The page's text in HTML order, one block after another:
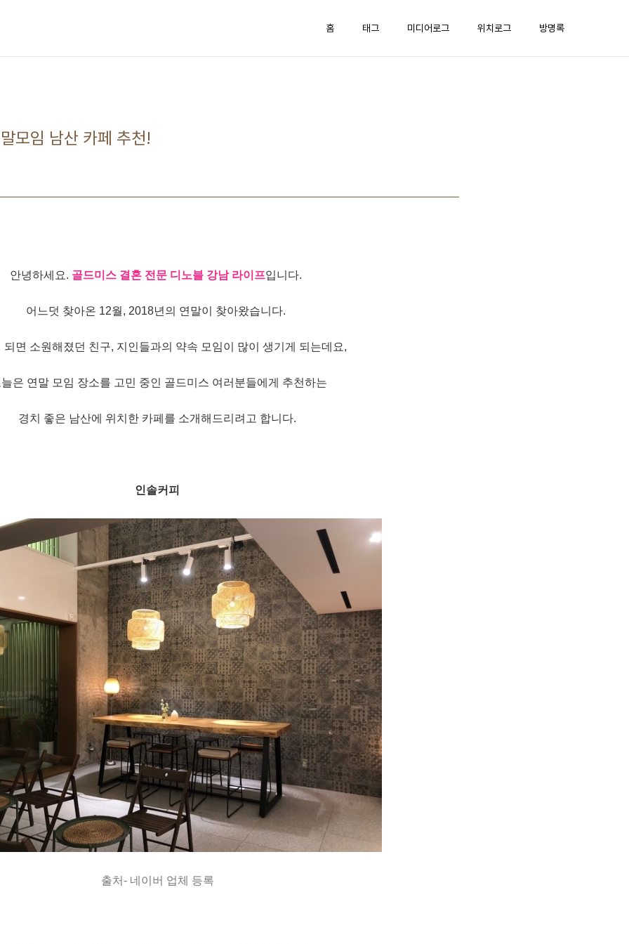
홈 태그 미디어로그 위치로그 방명록
모임 남산 카페 추천!
안녕하세요. 골드미스 결혼 전문 디노블 강남 라이프입니다.
어느덧 찾아온 12월, 2018년의 연말이 찾아왔습니다.
되면 소원해졌던 친구, 지인들과의 약속 모임이 많이 생기게 되는데요,
은 연말 모임 장소를 고민 중인 골드미스 여러분들에게 추천하는
경치 좋은 남산에 위치한 카페를 소개해드리려고 합니다.
인솔커피
출처- 네이버 업체 등록